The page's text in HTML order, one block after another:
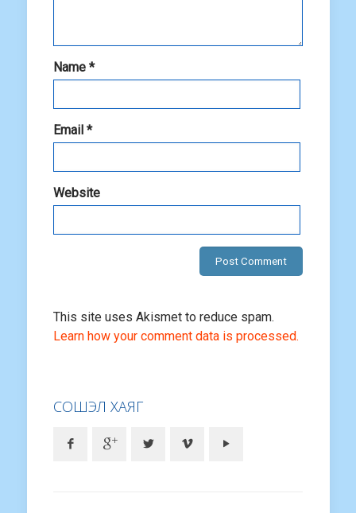
Name *
Email *
Website
This site uses Akismet to reduce spam.
Learn how your comment data is processed.
СОШЭЛ ХАЯГ